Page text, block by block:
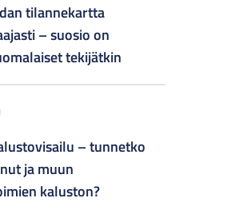
tilannekartta
– suosio on
tekijätkin
– tunnetko
ja muun
kaluston?